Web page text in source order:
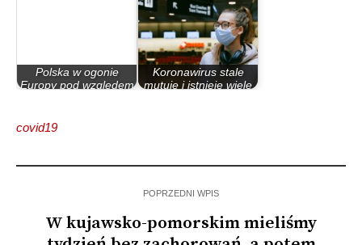
Polska w ogonie
Europy pod względem
Koronawirus stale
mutuje i istnieje wiele
covid19
POPRZEDNI WPIS
W kujawsko-pomorskim mieliśmy